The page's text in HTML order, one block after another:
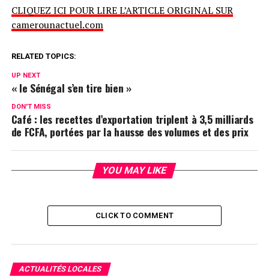
CLIQUEZ ICI POUR LIRE L’ARTICLE ORIGINAL SUR
camerounactuel.com
RELATED TOPICS:
UP NEXT
« le Sénégal s’en tire bien »
DON'T MISS
Café : les recettes d’exportation triplent à 3,5 milliards
de FCFA, portées par la hausse des volumes et des prix
YOU MAY LIKE
CLICK TO COMMENT
ACTUALITÉS LOCALES